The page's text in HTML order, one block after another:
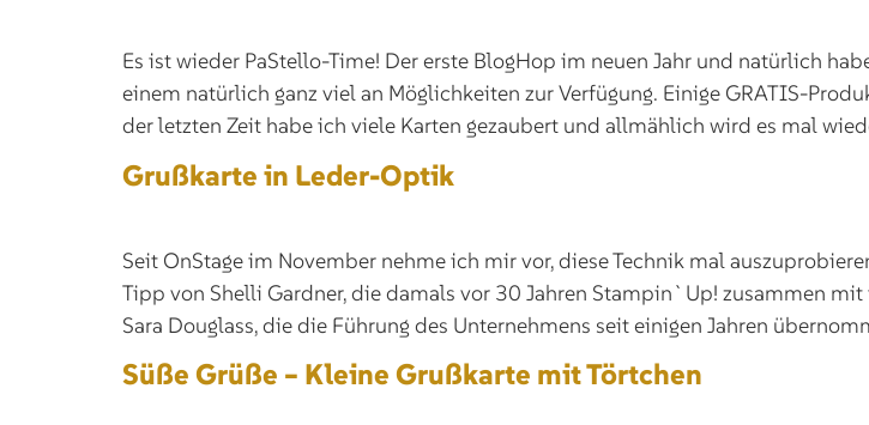
Es ist wieder PaStello-Time! Der erste BlogHop im neuen Jahr und natürlich
einem natürlich ganz viel an Möglichkeiten zur Verfügung. Einige GRATIS-
der letzten Zeit habe ich viele Karten gezaubert und allmählich wird es mal
Grußkarte in Leder-Optik
Seit OnStage im November nehme ich mir vor, diese Technik mal
Tipp von Shelli Gardner, die damals vor 30 Jahren Stampin`Up! zusammen
Sara Douglass, die die Führung des Unternehmens seit einigen Jahren
Süße Grüße – Kleine Grußkarte mit Törtchen